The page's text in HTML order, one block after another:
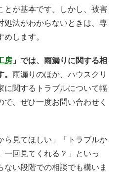
とが基本です。しかし、被害
処法がわからないときは、専
します。
房 」では、雨漏りに関する相
雨漏りのほか、ハウスクリ
に関するトラブルについて幅
で、ぜひ一度お問い合わせく
ら見てほしい」「トラブルか
一回見てくれる？」といっ
ない段階での相談でも構いま